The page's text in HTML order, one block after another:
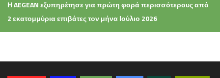
Η AEGEAN εξυπηρέτησε για πρώτη φορά περισσότερους από
2 εκατομμύρια επιβάτες τον μήνα Ιούλιο 2026